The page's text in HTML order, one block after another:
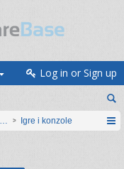
Log in or Sign up
Igre i konzole